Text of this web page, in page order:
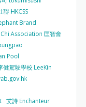
聯 HKCSS
Brand
Association 匡智會
Pool
健駕駛學校 LeeKin
艾詩 Enchanteur